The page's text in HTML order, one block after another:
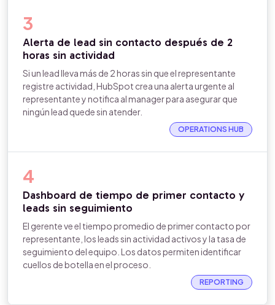
3
Alerta de lead sin contacto después de 2
horas sin actividad
Si un lead lleva más de 2 horas sin que el representante
registre actividad, HubSpot crea una alerta urgente al
representante y notifica al manager para asegurar que
ningún lead quede sin atender.
OPERATIONS HUB
4
Dashboard de tiempo de primer contacto y
leads sin seguimiento
El gerente ve el tiempo promedio de primer contacto por
representante, los leads sin actividad activos y la tasa de
seguimiento del equipo. Los datos permiten identificar
cuellos de botella en el proceso.
REPORTING